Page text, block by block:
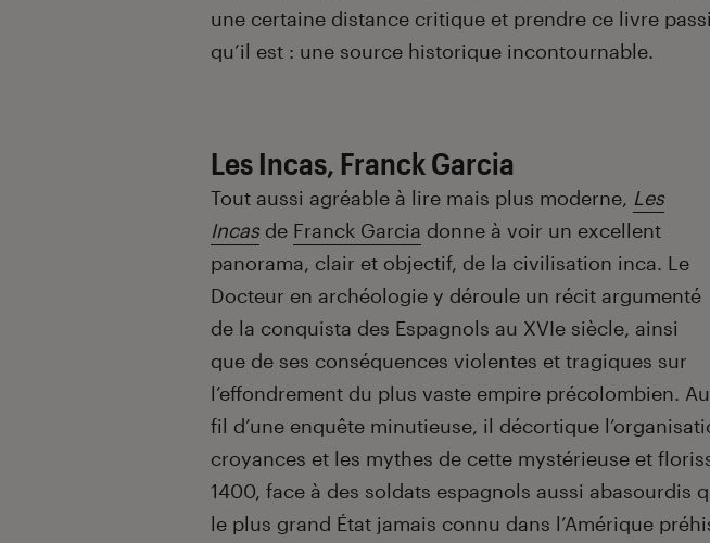
une certaine distance critique et prendre ce livre
qu’il est : une source historique incontournable.
Les Incas, Franck Garcia
Tout aussi agréable à lire mais plus moderne, Les
Incasde Franck Garcia donne à voir un excellent
panorama, clair et objectif, de la civilisation inca. Le
Docteur en archéologie y déroule un récit argumenté
de la conquista des Espagnols au XVIe siècle, ainsi
que de ses conséquences violentes et tragiques sur
l’effondrement du plus vaste empire précolombien. Au
fil d’une enquête minutieuse, il décortique
croyances et les mythes de cette mystérieuse et
1400, face à des soldats espagnols aussi abasourdis
le plus grand État jamais connu dans l’Amérique